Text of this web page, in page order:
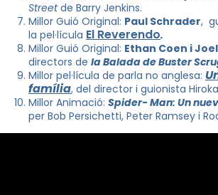
Streetde Barry Jenkins.
Millor Guió Original: Paul Schrader,
la pel·lícula El Reverendo.
Millor Guió Original: Ethan Coen i
directors de la Balada de Buster
Millor pel·lícula de parla no anglesa:
família, del director i guionista
Millor Animació: Spider- Man: Un
per Bob Persichetti, Peter Ramsey i